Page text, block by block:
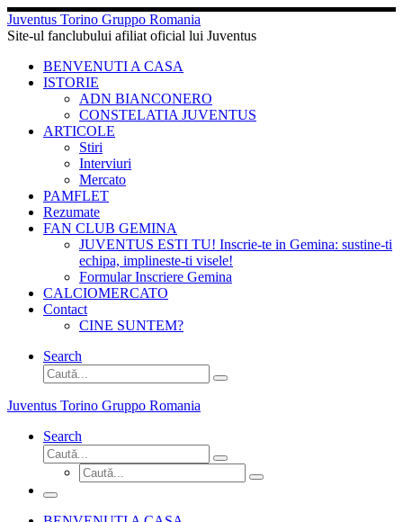
Sari
la
Juventus Torino Gruppo Romania
Site-ul fanclubului afiliat oficial lui Juventus
BENVENUTI A CASA
ISTORIE
ADN BIANCONERO
CONSTELATIA JUVENTUS
ARTICOLE
Stiri
Interviuri
Mercato
PAMFLET
Rezumate
FAN CLUB GEMINA
JUVENTUS ESTI TU! Inscrie-te in Gemina: sustine-ti
echipa, implineste-ti visele!
Formular Inscriere Gemina
CALCIOMERCATO
Contact
CINE SUNTEM?
Search
Căutare
Caută...
Juventus Torino Gruppo Romania
Search
Căutare
Caută...
Căutare
Caută...
Meniu